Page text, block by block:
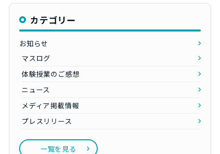
カテゴリー
お知らせ
マスログ
体験授業のご感想
ニュース
メディア掲載情報
プレスリリース
一覧を見る